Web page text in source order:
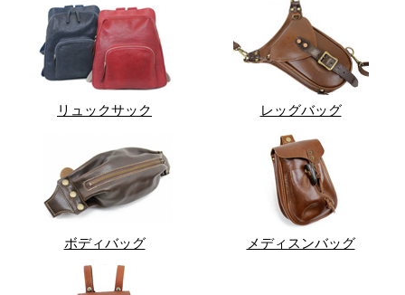
リュックサック レッグバッグ
ボディバッグ メディスンバッグ